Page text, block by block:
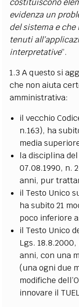
costituiscono
evidenza un
del sistema e
tenuti
interpretative”.
1.3 A questo si
che non aiuta
amministrativa:
il vecchio
n.163), ha
media
la disciplina
07.08.1990, n.
anni, pur
il Testo Unico
ha subito 21
poco inferiore
il Testo Unico
Lgs.
anni, con una
(una ogni due
modifiche
innovare il